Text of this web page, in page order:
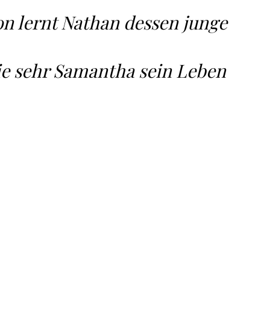
lernt Nathan dessen junge
sehr Samantha sein Leben